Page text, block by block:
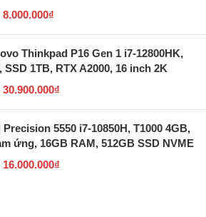
8.000.000₫
Thinkpad P16 Gen 1 i7-12800HK,
SSD 1TB, RTX A2000, 16 inch 2K
30.900.000₫
5550 i7-10850H, T1000 4GB,
ứng, 16GB RAM, 512GB SSD NVME
16.000.000₫